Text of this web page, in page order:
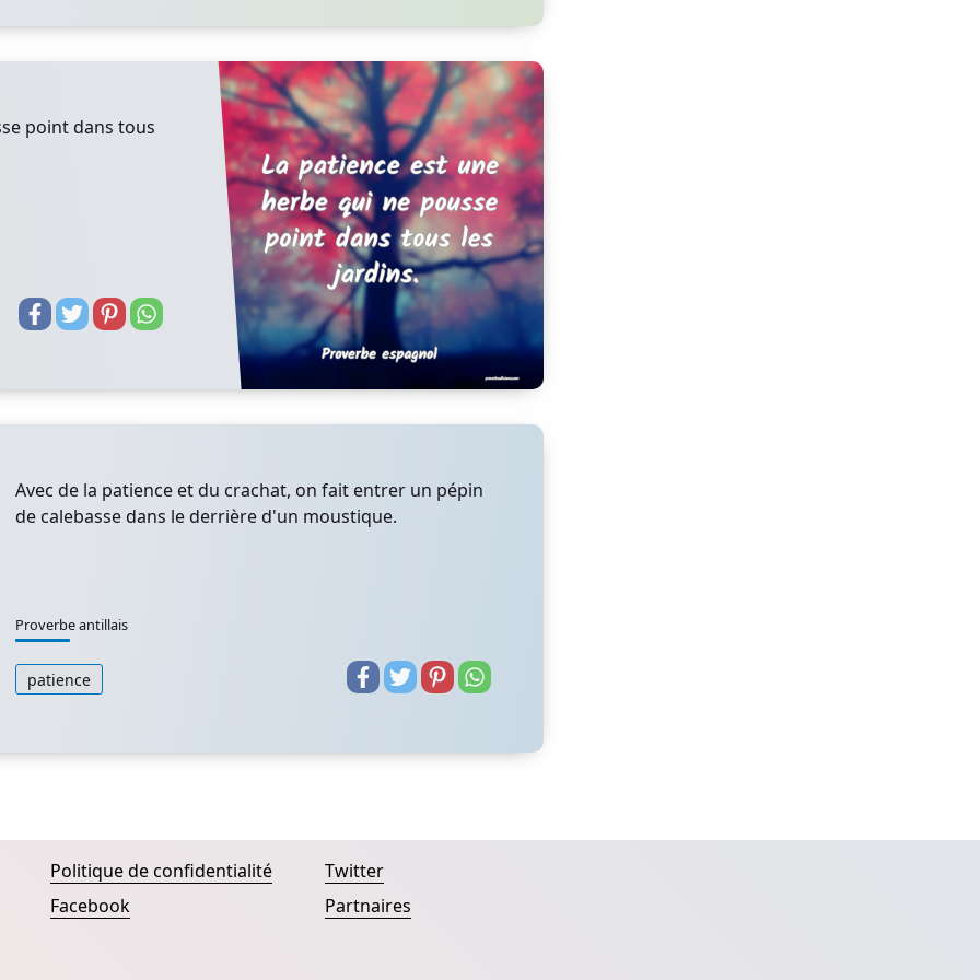
point dans tous
Avec de la patience et du crachat, on fait entrer un pépin
de calebasse dans le derrière d'un moustique.
Proverbe antillais
patience
Politique de confidentialité
Facebook
Twitter
Partnaires